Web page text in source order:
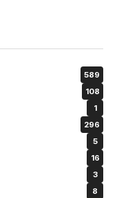
589
108
1
296
5
16
3
8